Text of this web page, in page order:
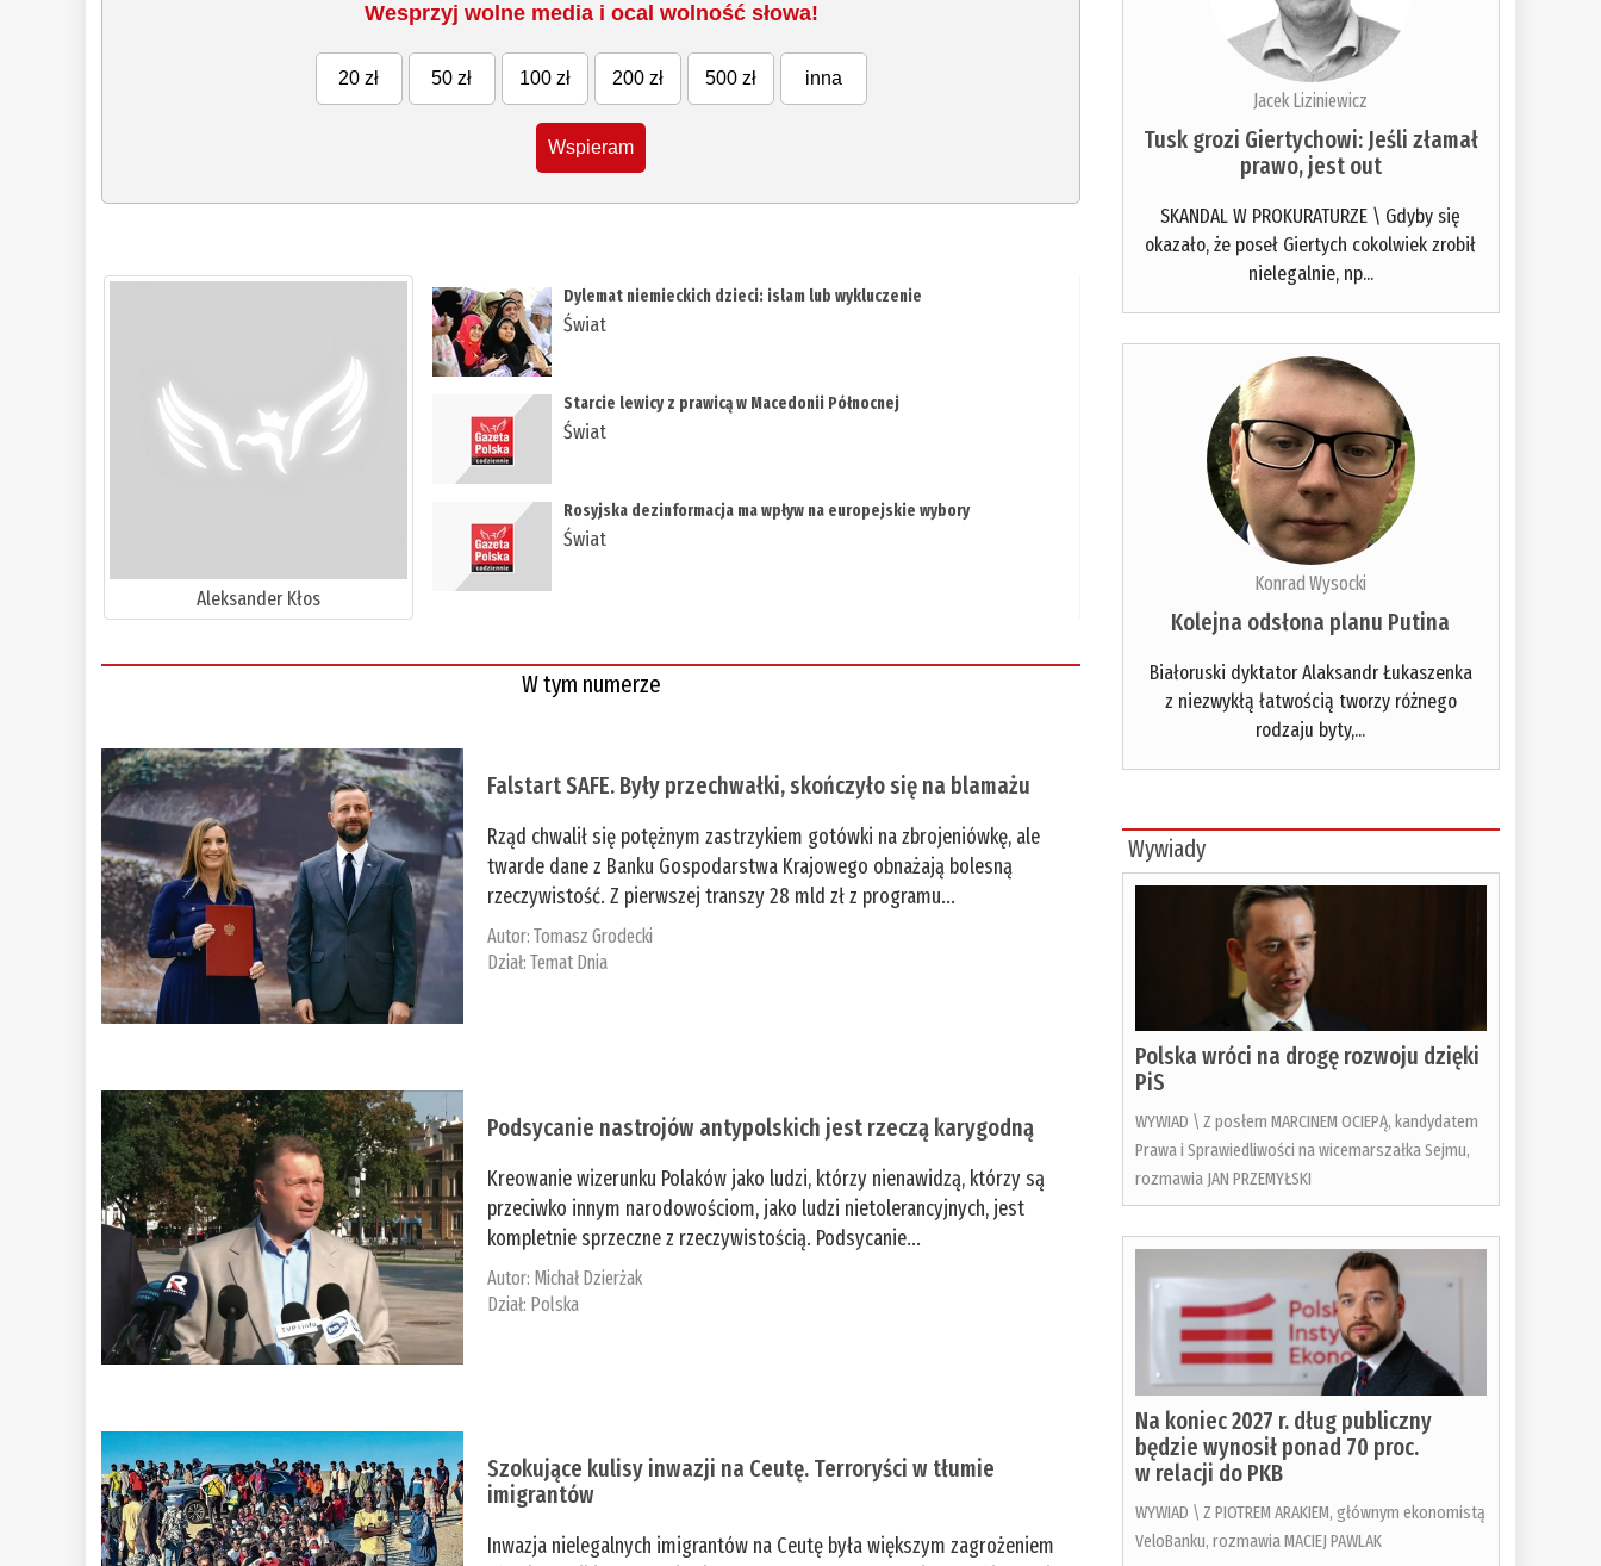
Wesprzyj wolne media i ocal wolność słowa!
20 zł 50 zł 100 zł 200 zł 500 zł inna
Wspieram
Aleksander Kłos
Dylemat niemieckich dzieci: islam lub wykluczenie
Świat
Starcie lewicy z prawicą w Macedonii Północnej
Świat
Rosyjska dezinformacja ma wpływ na europejskie wybory
Świat
W tym numerze
Falstart SAFE. Były przechwałki, skończyło się na blamażu
Rząd chwalił się potężnym zastrzykiem gotówki na zbrojeniówkę, ale
twarde dane z Banku Gospodarstwa Krajowego obnażają bolesną
rzeczywistość. Z pierwszej transzy 28 mld zł z programu...
Autor:Tomasz Grodecki
Dział:Temat Dnia
Podsycanie nastrojów antypolskich jest rzeczą karygodną
Kreowanie wizerunku Polaków jako ludzi, którzy nienawidzą, którzy są
przeciwko innym narodowościom, jako ludzi nietolerancyjnych, jest
kompletnie sprzeczne z rzeczywistością. Podsycanie...
Autor: Michał Dzierżak
Dział: Polska
Szokujące kulisy inwazji na Ceutę. Terroryści w tłumie
imigrantów
Inwazja nielegalnych imigrantów na Ceutę była większym zagrożeniem
Jacek Liziniewicz
Tusk grozi Giertychowi: Jeśli złamał
prawo, jest out
SKANDAL W PROKURATURZE \ Gdyby się
okazało, że poseł Giertych cokolwiek zrobił
nielegalnie, np...
Konrad Wysocki
Kolejna odsłona planu Putina
Białoruski dyktator Alaksandr Łukaszenka
z niezwykłą łatwością tworzy różnego
rodzaju byty,...
Wywiady
Polska wróci na drogę rozwoju dzięki
PiS
WYWIAD \ Z posłem MARCINEM OCIEPĄ, kandydatem
Prawa i Sprawiedliwości na wicemarszałka Sejmu,
rozmawia JAN PRZEMYŁSKI
Na koniec 2027 r. dług publiczny
będzie wynosił ponad 70 proc.
w relacji do PKB
WYWIAD \ Z PIOTREM ARAKIEM, głównym ekonomistą
VeloBanku, rozmawia MACIEJ PAWLAK